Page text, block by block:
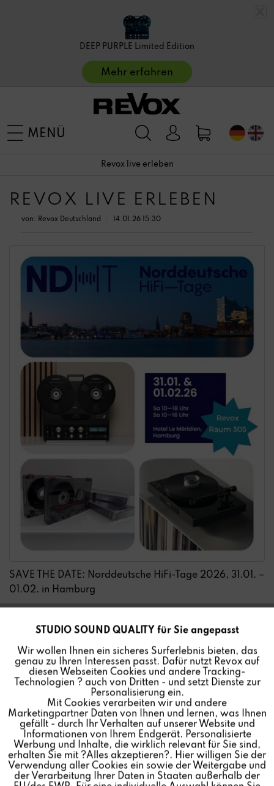
DEEP PURPLE Limited Edition
Mehr erfahren
MENÜ
Revox live erleben
REVOX LIVE ERLEBEN
von: Revox Deutschland 14.01.26 15:30
SAVE THE DATE: Norddeutsche HiFi-Tage 2026, 31.01. –
01.02. in Hamburg
Besuchen Sie uns im Revox Raum 305 und erlebt live vor
Ort unsere vielfältigen Audiolösungen.
Für alle Analog-Fans präsentieren wir als Highlight die
Revox B77 MK III Bandmaschine und den brandneuen
Revox T77 Plattenspieler - zusammen mit dem
vielfältigen Revox Music Shop - Sortiment: Master Tapes
& Vinyl.
Zudem präsentieren wir auf den NDHT 2026 erstmals
live: die neuen Revox Cassettes – gefertigt in der Revox
Funktionale Aktiv
Marketing Inaktiv
Tracking Inaktiv
Personalisierung Inaktiv
Service Inaktiv
STUDIO SOUND QUALITY für Sie angepasst
Wir wollen Ihnen ein sicheres Surferlebnis bieten, das
genau zu Ihren Interessen passt. Dafür nutzt Revox auf
diesen Webseiten Cookies und andere Tracking-
Technologien ? auch von Dritten - und setzt Dienste zur
Personalisierung ein.
Mit Cookies verarbeiten wir und andere
Marketingpartner Daten von Ihnen und lernen, was Ihnen
gefällt - durch Ihr Verhalten auf unserer Website und
Informationen von Ihrem Endgerät. Personalisierte
Werbung und Inhalte, die wirklich relevant für Sie sind,
erhalten Sie mit ?Alles akzeptieren?. Hier willigen Sie der
Verwendung aller Cookies ein sowie der Weitergabe und
der Verarbeitung Ihrer Daten in Staaten außerhalb der